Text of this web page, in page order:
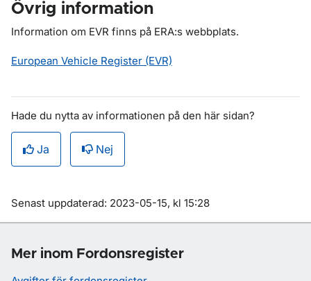
Övrig information
Information om EVR finns på ERA:s webbplats.
European Vehicle Register (EVR)
Hade du nytta av informationen på den här sidan?
Ja Nej
Om sidan
Senast uppdaterad: 2023-05-15, kl 15:28
Mer inom Fordonsregister